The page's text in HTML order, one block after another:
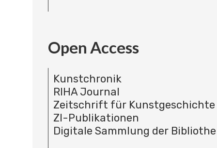
Open Access
Kunstchronik
RIHA Journal
Zeitschrift für Kunstgeschichte
ZI-Publikationen
Digitale Sammlung der